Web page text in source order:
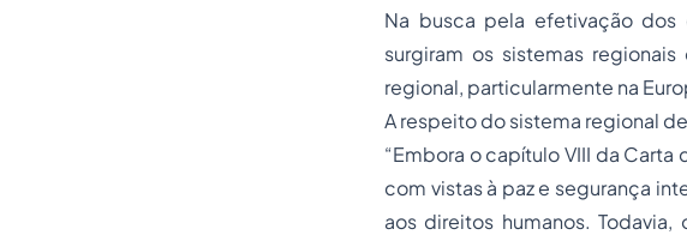
Na busca pela efetivação dos
surgiram os sistemas
regional, particularmente na
A respeito do sistema regional
“Embora o capítulo VIII da
com vistas à paz e segurança
aos direitos humanos.